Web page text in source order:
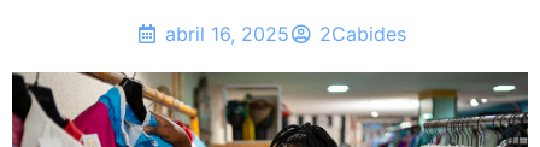
abril 16, 2025 2Cabides